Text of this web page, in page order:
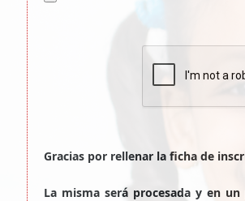
Gracias por rellenar la ficha de
La misma será procesada y en